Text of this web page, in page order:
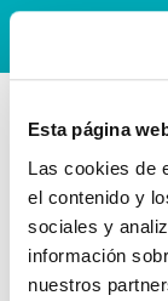
Esta página
Las cookies de
el contenido y
sociales y
información
nuestros